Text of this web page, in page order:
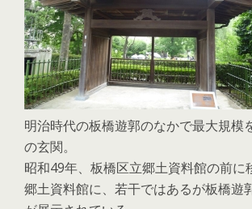
明治時代の板橋遊郭のなかで最大規模
の玄関。
昭和49年、板橋区立郷土資料館の前に
郷土資料館に、若干ではあるが板橋遊